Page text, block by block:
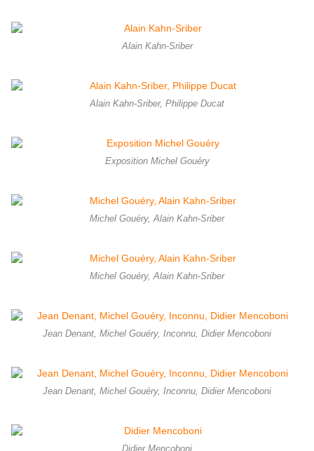
Alain Kahn-Sriber
Alain Kahn-Sriber, Philippe Ducat
Exposition Michel Gouéry
Michel Gouéry, Alain Kahn-Sriber
Michel Gouéry, Alain Kahn-Sriber
Jean Denant, Michel Gouéry, Inconnu, Didier Mencoboni
Jean Denant, Michel Gouéry, Inconnu, Didier Mencoboni
Didier Mencoboni